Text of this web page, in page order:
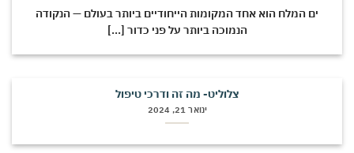
ים המלח הוא אחד המקומות הייחודיים ביותר בעולם — הנקודה
הנמוכה ביותר על פני כדור [...]
צלוליט- מה זה ודרכי טיפול